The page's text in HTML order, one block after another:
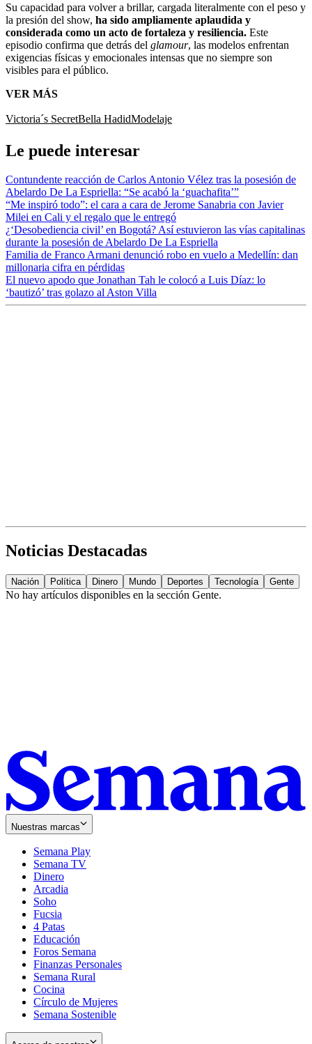
Su capacidad para volver a brillar, cargada literalmente con el peso y
la presión del show, ha sido ampliamente aplaudida y
considerada como un acto de fortaleza y resiliencia. Este
episodio confirma que detrás del glamour, las modelos enfrentan
exigencias físicas y emocionales intensas que no siempre son
visibles para el público.​
VER MÁS
Victoria´s SecretBella HadidModelaje
Le puede interesar
Contundente reacción de Carlos Antonio Vélez tras la posesión de
Abelardo De La Espriella: “Se acabó la ‘guachafita’”
“Me inspiró todo”: el cara a cara de Jerome Sanabria con Javier
Milei en Cali y el regalo que le entregó
¿‘Desobediencia civil’ en Bogotá? Así estuvieron las vías capitalinas
durante la posesión de Abelardo De La Espriella
Familia de Franco Armani denunció robo en vuelo a Medellín: dan
millonaria cifra en pérdidas
El nuevo apodo que Jonathan Tah le colocó a Luis Díaz: lo
‘bautizó’ tras golazo al Aston Villa
Noticias Destacadas
Nación Política Dinero Mundo Deportes Tecnología Gente
No hay artículos disponibles en la sección Gente.
Nuestras marcas
Semana Play
Semana TV
Dinero
Arcadia
Soho
in
new
window
Fucsia
in
new
window
4 Patas
Educación
Foros Semana
Finanzas Personales
Semana Rural
Cocina
Círculo de Mujeres
Semana Sostenible